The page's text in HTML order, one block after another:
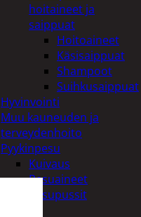
hoitaineet ja
saippuat
Hoitoaineet
Käsisaippuat
Shampoot
Suihkusaippuat
Hyvinvointi
Muu kauneuden ja
terveydenhoito
Pyykinpesu
Kuivaus
Pesuaineet
Pesupussit